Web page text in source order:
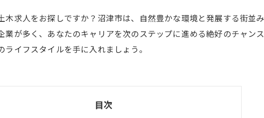
求人をお探しですか？沼津市は、自然豊かな環境と発展する街並
が多く、あなたのキャリアを次のステップに進める絶好のチャン
イフスタイルを手に入れましょう。
目次